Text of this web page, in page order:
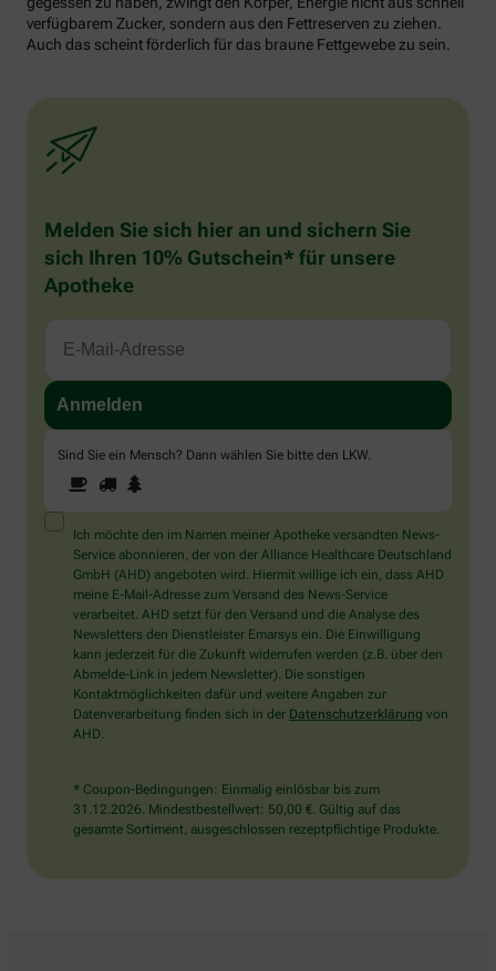
verfügbarem Zucker, sondern aus den Fettreserven zu ziehen.
Auch das scheint förderlich für das braune Fettgewebe zu sein.
Melden Sie sich hier an und sichern Sie
sich Ihren 10% Gutschein* für unsere
Apotheke
Sind Sie ein Mensch? Dann wählen Sie bitte den LKW
Sie
ein
Mensch?
Dann
wählen
Sie
bitte
den
LKW.
1 2
Ich möchte den im Namen meiner Apotheke versandten News-
Service abonnieren, der von der Alliance Healthcare Deutschland
GmbH (AHD) angeboten wird. Hiermit willige ich ein, dass AHD
meine E-Mail-Adresse zum Versand des News-Service
verarbeitet. AHD setzt für den Versand und die Analyse des
Newsletters den Dienstleister Emarsys ein. Die Einwilligung
kann jederzeit für die Zukunft widerrufen werden (z.B. über den
Abmelde-Link in jedem Newsletter). Die sonstigen
Kontaktmöglichkeiten dafür und weitere Angaben zur
Datenverarbeitung finden sich in der Datenschutzerklärung von
AHD.
* Coupon-Bedingungen: Einmalig einlösbar bis zum
31.12.2026. Mindestbestellwert: 50,00 €. Gültig auf das
gesamte Sortiment, ausgeschlossen rezeptpflichtige Produkte.